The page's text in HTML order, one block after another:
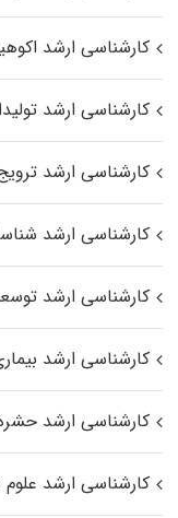
کارشناسی ارشد
کارشناسی ارشد
کارشناسی ارشد
کارشناسی ارشد
کارشناسی ارشد
کارشناسی ارشد
کارشناسی ارشد
کارشناسی ارشد علوم